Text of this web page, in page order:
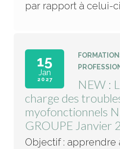
par rapport à celui-ci
15
Jan
2027
NEW :
charge des
myofonctionnels
GROUPE Janvier
Objectif : apprendre